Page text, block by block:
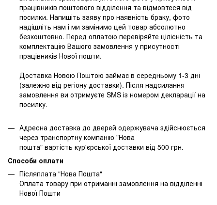
працівників поштового відділення та відмовтеся від
посилки. Напишіть заяву про наявність браку, фото
надішліть нам і ми замінимо цей товар абсолютно
безкоштовно. Перед оплатою перевіряйте цілісність та
комплектацію Вашого замовлення у присутності
працівників Нової пошти.
Доставка Новою Поштою займає в середньому 1-3 дні
(залежно від регіону доставки). Після надсилання
замовлення ви отримуєте SMS із номером декларації на
посилку.
Адресна доставка до дверей одержувача здійснюється
через транспортну компанію "Нова
пошта" вартість кур'єрської доставки від 500 грн.
Способи оплати
Післяплата "Нова Пошта"
Оплата товару при отриманні замовлення на відділенні
Нової Пошти